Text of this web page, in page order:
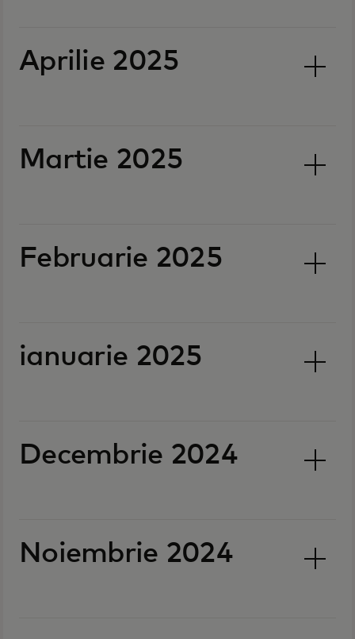
Aprilie 2025
Martie 2025
Februarie 2025
ianuarie 2025
Decembrie 2024
Noiembrie 2024